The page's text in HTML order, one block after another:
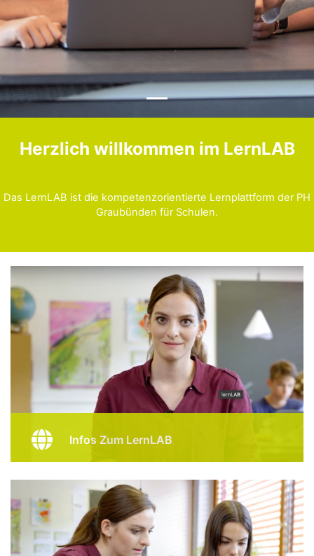
Herzlich willkommen im LernLAB
Das LernLAB ist die kompetenzorientierte Lernplattform der PH
Graubünden für Schulen.
Infos Zum LernLAB
weitere Informationen zum LernLAB als Plattform für
Schulen. Bei Fragen stehen wir auch gerne persönlich
zur Verfügung.
Link Zur Webseite